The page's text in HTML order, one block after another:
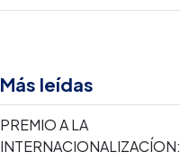
Más leídas
PREMIO A LA
INTERNACIONALIZACÍON: